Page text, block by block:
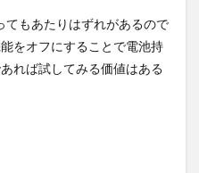
てもあたりはずれがあるので
をオフにすることで電池持
れば試してみる価値はある